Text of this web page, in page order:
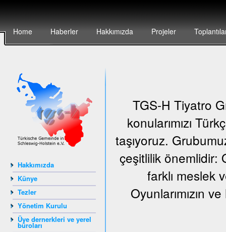
Home Haberler Hakkımızda Projeler
Hakkımızda
Künye
Tezler
Yönetim Kurulu
Üye dernerkleri ve yerel
büroları
TGS-H Tiyatro
konularımızı
taşıyoruz.
çeşitlilik önemlidir:
farklı meslek
Oyunlarımızın